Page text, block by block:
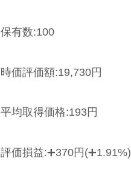
保有数:100
時価評価額:19,730円
平均取得価格:193円
評価損益:➕370円(➕1.91%)